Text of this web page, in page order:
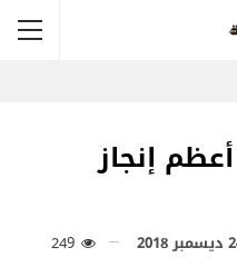
إنجاز
2018